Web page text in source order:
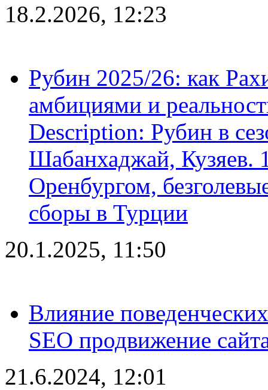
18.2.2026, 12:23
Рубин 2025/26: как
амбициями и
Description: Рубин в
Шабанхаджай, Кузяев.
Оренбургом,
сборы в Турции
20.1.2025, 11:50
Влияние
SEO продвижение
21.6.2024, 12:01